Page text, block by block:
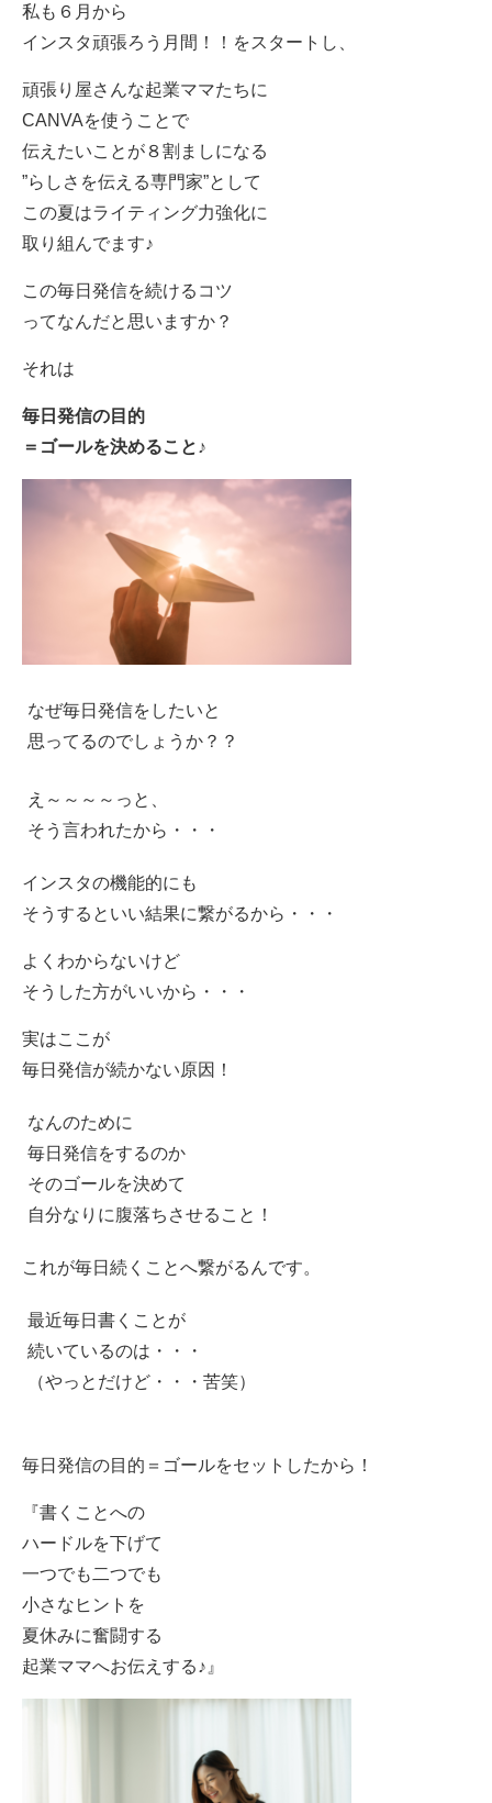
私も６月から
インスタ頑張ろう月間！！をスタートし、
頑張り屋さんな起業ママたちに
CANVAを使うことで
伝えたいことが８割ましになる
”らしさを伝える専門家”として
この夏はライティング力強化に
取り組んでます♪
この毎日発信を続けるコツ
ってなんだと思いますか？
それは
毎日発信の目的
＝ゴールを決めること♪
なぜ毎日発信をしたいと
思ってるのでしょうか？？
え～～～～っと、
そう言われたから・・・
インスタの機能的にも
そうするといい結果に繋がるから・・・
よくわからないけど
そうした方がいいから・・・
実はここが
毎日発信が続かない原因！
なんのために
毎日発信をするのか
そのゴールを決めて
自分なりに腹落ちさせること！
これが毎日続くことへ繋がるんです。
最近毎日書くことが
続いているのは・・・
（やっとだけど・・・苦笑）
毎日発信の目的＝ゴールをセットしたから！
『書くことへの
ハードルを下げて
一つでも二つでも
小さなヒントを
夏休みに奮闘する
起業ママへお伝えする♪』